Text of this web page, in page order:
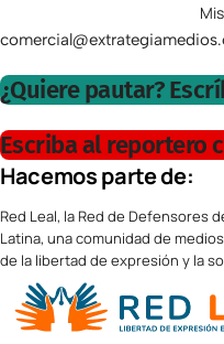
¿Quiere pautar?
Escriba al reportero
Hacemos parte de:
Red Leal, la Red de Defensores
Latina, una comunidad de
de la libertad de expresión y la